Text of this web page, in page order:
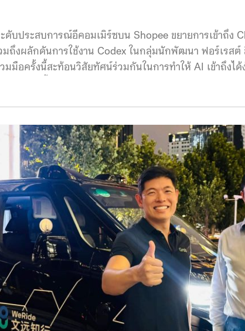
ดับประสบการณ์อีคอมเมิร์ซบน Shopee ขยายการเข้าถึง
มถึงผลักดันการใช้งาน Codex ในกลุ่มนักพัฒนา ฟอร์เรสต์
มมือครั้งนี้สะท้อนวิสัยทัศน์ร่วมกันในการทำให้ AI เข้าถึงได้